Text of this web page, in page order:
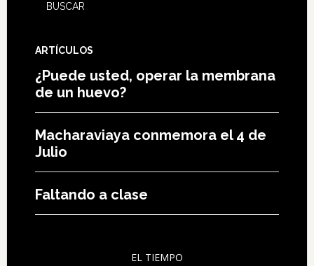
ARTÍCULOS
¿Puede usted, operar la membrana
de un huevo?
Macharaviaya conmemora el 4 de
Julio
Faltando a clase
EL TIEMPO